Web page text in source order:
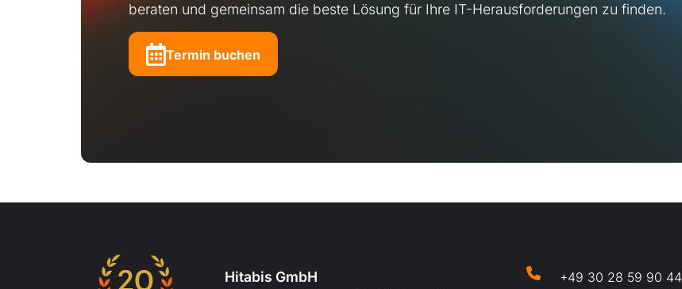
beraten und gemeinsam die beste Lösung für Ihre IT-Herausforderungen zu finden.
Termin buchen
Hitabis GmbH
+49 30 28 59 90 44